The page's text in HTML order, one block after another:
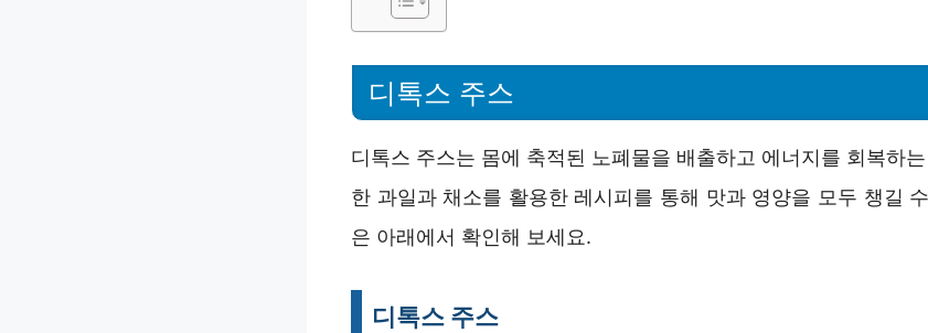
디톡스 주스
디톡스 주스는 몸에 축적된 노폐물을 배출하고 에너지를 회복하
한 과일과 채소를 활용한 레시피를 통해 맛과 영양을 모두 챙길
은 아래에서 확인해 보세요.
디톡스 주스